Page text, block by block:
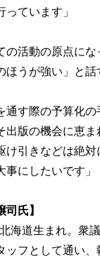
っています」
活動の原点にな
ほうが強い」と話
通す際の予算化
出版の機会に恵
け引きなどは絶
事にしたいです」
司氏】
海道生まれ。衆
ッフとして通い